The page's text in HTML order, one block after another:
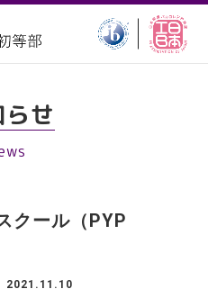
せ
クール（PYP
2021.11.10